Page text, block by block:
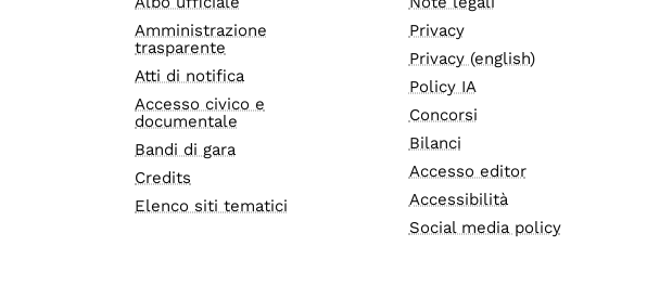
Amministrazione
trasparente
Atti di notifica
Accesso civico e
documentale
Bandi di gara
Credits
Elenco siti tematici
Privacy
Privacy (english)
Policy IA
Concorsi
Bilanci
Accesso editor
Accessibilità
Social media policy